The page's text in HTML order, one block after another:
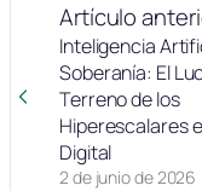
Artículo
2 de junio de 2026
Inteligencia
Soberanía: El
Terreno de los
Hiperescalares
Digital